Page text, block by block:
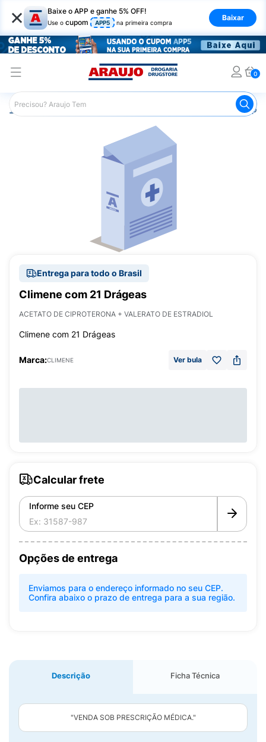
× Baixe o APP e ganhe 5% OFF!
Use o cupom APP5 na primeira compra
Baixar
0
Araujo Medicamentos Remédio
Entrega para todo o Brasil
Climene com 21 Drágeas
ACETATO DE CIPROTERONA + VALERATO DE ESTRADIOL
Climene com 21 Drágeas
Marca:CLIMENE Ver bula
Calcular frete
Informe seu CEP
Opções de entrega
Enviamos para o endereço informado no seu CEP.
Confira abaixo o prazo de entrega para a sua região.
Descrição Ficha Técnica
"VENDA SOB PRESCRIÇÃO MÉDICA."